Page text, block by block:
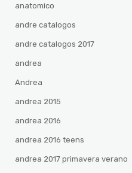
anatomico
andre catalogos
andre catalogos 2017
andrea
Andrea
andrea 2015
andrea 2016
andrea 2016 teens
andrea 2017 primavera verano